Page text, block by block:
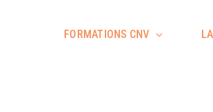
FORMATIONS CNV